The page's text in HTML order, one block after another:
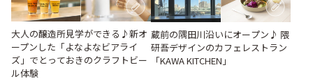
大人の醸造所見学ができる♪新オ
ープンした「よなよなビアライ
ズ」でとっておきのクラフトビー
ル体験
蔵前の隅田川沿いにオープン♪ 隈
研吾デザインのカフェレストラン
「KAWA KITCHEN」